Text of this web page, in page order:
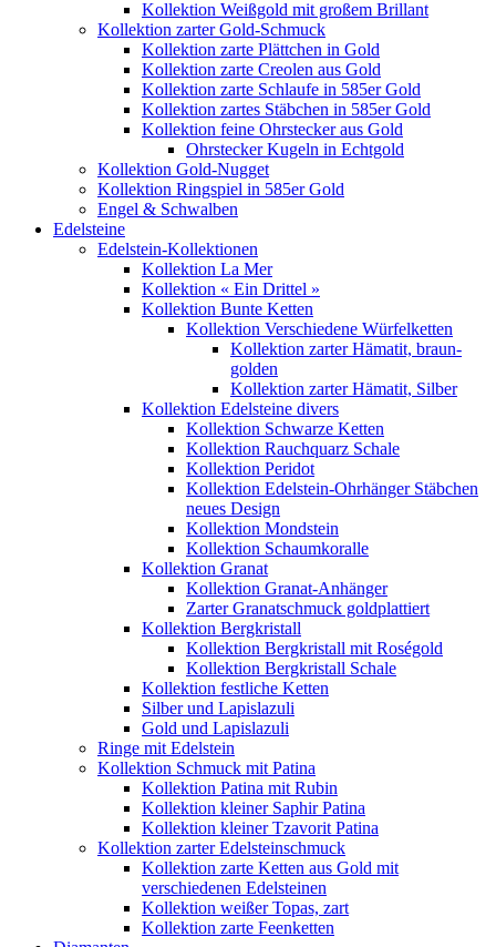
Kollektion Weißgold mit großem Brillant
Kollektion zarter Gold-Schmuck
Kollektion zarte Plättchen in Gold
Kollektion zarte Creolen aus Gold
Kollektion zarte Schlaufe in 585er Gold
Kollektion zartes Stäbchen in 585er Gold
Kollektion feine Ohrstecker aus Gold
Ohrstecker Kugeln in Echtgold
Kollektion Gold-Nugget
Kollektion Ringspiel in 585er Gold
Engel & Schwalben
Edelsteine
Edelstein-Kollektionen
Kollektion La Mer
Kollektion « Ein Drittel »
Kollektion Bunte Ketten
Kollektion Verschiedene Würfelketten
Kollektion zarter Hämatit, braun-
golden
Kollektion zarter Hämatit, Silber
Kollektion Edelsteine divers
Kollektion Schwarze Ketten
Kollektion Rauchquarz Schale
Kollektion Peridot
Kollektion Edelstein-Ohrhänger Stäbchen
neues Design
Kollektion Mondstein
Kollektion Schaumkoralle
Kollektion Granat
Kollektion Granat-Anhänger
Zarter Granatschmuck goldplattiert
Kollektion Bergkristall
Kollektion Bergkristall mit Roségold
Kollektion Bergkristall Schale
Kollektion festliche Ketten
Silber und Lapislazuli
Gold und Lapislazuli
Ringe mit Edelstein
Kollektion Schmuck mit Patina
Kollektion Patina mit Rubin
Kollektion kleiner Saphir Patina
Kollektion kleiner Tzavorit Patina
Kollektion zarter Edelsteinschmuck
Kollektion zarte Ketten aus Gold mit
verschiedenen Edelsteinen
Kollektion weißer Topas, zart
Kollektion zarte Feenketten